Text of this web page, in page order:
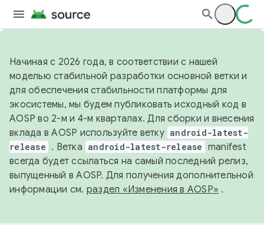
Начиная с 2026 года, в соответствии с нашей
моделью стабильной разработки основной ветки и
для обеспечения стабильности платформы для
экосистемы, мы будем публиковать исходный код в
AOSP во 2-м и 4-м кварталах. Для сборки и внесения
вклада в AOSP используйте ветку android-latest-
release . Ветка android-latest-release manifest
всегда будет ссылаться на самый последний релиз,
выпущенный в AOSP. Для получения дополнительной
информации см. раздел «Изменения в AOSP» .